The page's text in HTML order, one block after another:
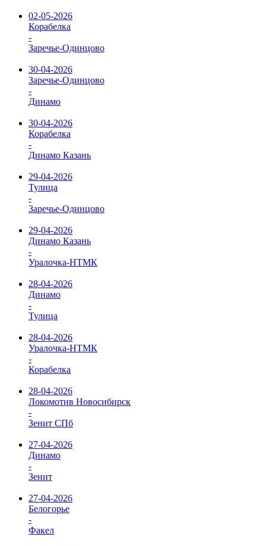
02-05-2026
Корабелка
-
Заречье-Одинцово
30-04-2026
Заречье-Одинцово
-
Динамо
30-04-2026
Корабелка
-
Динамо Казань
29-04-2026
Тулица
-
Заречье-Одинцово
29-04-2026
Динамо Казань
-
Уралочка-НТМК
28-04-2026
Динамо
-
Тулица
28-04-2026
Уралочка-НТМК
-
Корабелка
28-04-2026
Локомотив Новосибирск
-
Зенит СПб
27-04-2026
Динамо
-
Зенит
27-04-2026
Белогорье
-
Факел